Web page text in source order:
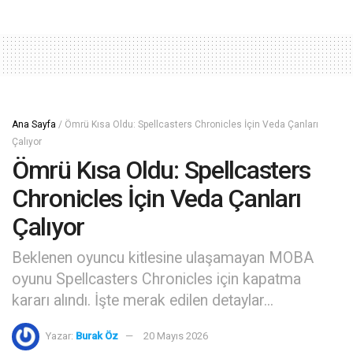
Ana Sayfa / Ömrü Kısa Oldu: Spellcasters Chronicles İçin Veda Çanları
Çalıyor
Ömrü Kısa Oldu: Spellcasters
Chronicles İçin Veda Çanları
Çalıyor
Beklenen oyuncu kitlesine ulaşamayan MOBA
oyunu Spellcasters Chronicles için kapatma
kararı alındı. İşte merak edilen detaylar...
Yazar: Burak Öz 20 Mayıs 2026